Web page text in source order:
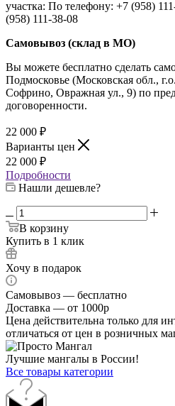
участка: По телефону: +7 (958)
(958) 111-38-08
Самовывоз (склад в МО)
Вы можете бесплатно сделать
Подмосковье (Московская обл.,
Софрино, Овражная ул., 9) по
договоренности.
22 000 ₽
Варианты цен
22 000 ₽
Подробности
Нашли дешевле?
В корзину
Купить в 1 клик
Хочу в подарок
Самовывоз — бесплатно
Доставка — от 1000р
Цена действительна только для
отличаться от цен в розничных
Лучшие мангалы в России!
Все товары категории